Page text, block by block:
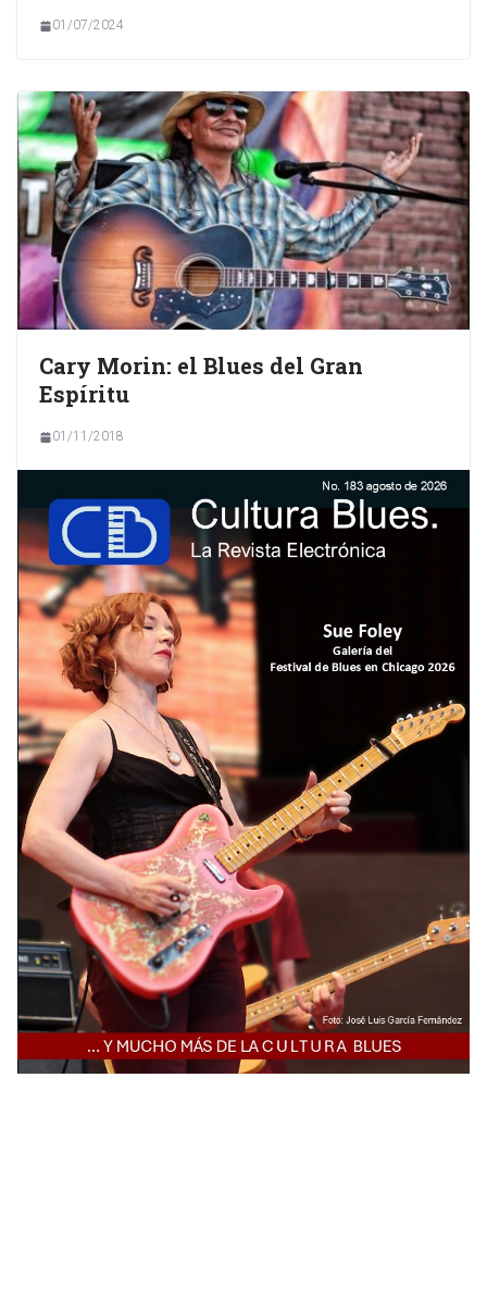
01/07/2024
Cary Morin: el Blues del Gran
Espíritu
01/11/2018